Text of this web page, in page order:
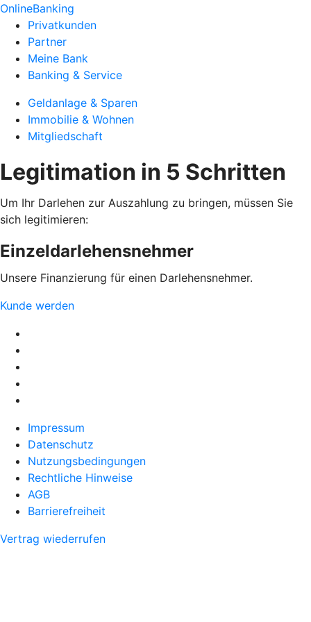
OnlineBanking
Privatkunden
Partner
Meine Bank
Banking & Service
Geldanlage & Sparen
Immobilie & Wohnen
Mitgliedschaft
Legitimation in 5 Schritten
Um Ihr Darlehen zur Auszahlung zu bringen, müssen Sie
sich legitimieren:
Einzeldarlehensnehmer
Unsere Finanzierung für einen Darlehensnehmer.
Kunde werden
Impressum
Datenschutz
Nutzungsbedingungen
Rechtliche Hinweise
AGB
Barrierefreiheit
Vertrag wiederrufen